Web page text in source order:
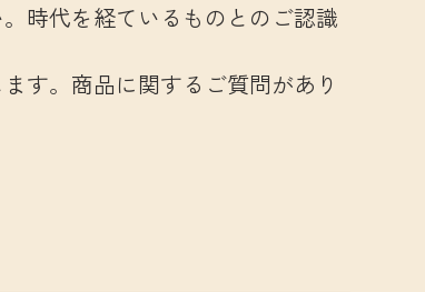
時代を経ているものとのご認識
す。商品に関するご質問があり